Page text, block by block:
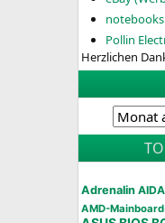
Pollin
Herzlichen
Adrenalin
AMD-